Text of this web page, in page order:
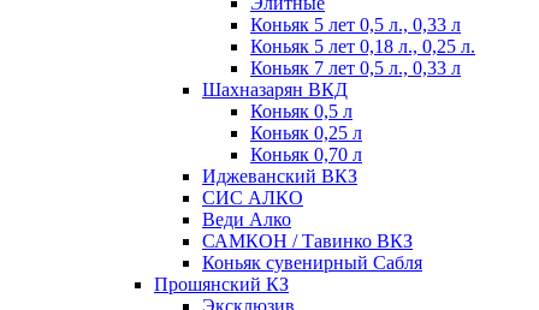
Коньяк 5 лет 0,5 л., 0,33 л
Коньяк 5 лет 0,18 л., 0,25 л.
Коньяк 7 лет 0,5 л., 0,33 л
Шахназарян ВКД
Коньяк 0,5 л
Коньяк 0,25 л
Коньяк 0,70 л
Иджеванский ВКЗ
СИС АЛКО
Веди Алко
САМКОН / Тавинко ВКЗ
Коньяк сувенирный Сабля
Прошянский КЗ
Эксклюзив